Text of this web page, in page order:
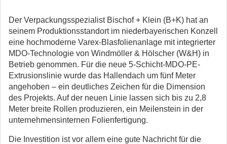
Der Verpackungsspezialist Bischof + Klein (B+K) hat an
seinem Produktionsstandort im niederbayerischen Konzell
eine hochmoderne Varex-Blasfolienanlage mit integrierter
MDO-Technologie von Windmöller & Hölscher (W&H) in
Betrieb genommen. Für die neue 5-Schicht-MDO-PE-
Extrusionslinie wurde das Hallendach um fünf Meter
angehoben – ein deutliches Zeichen für die Dimension
des Projekts. Auf der neuen Linie lassen sich bis zu 2,8
Meter breite Rollen produzieren, ein Meilenstein in der
unternehmensinternen Folienfertigung.
Die Investition ist vor allem eine gute Nachricht für die